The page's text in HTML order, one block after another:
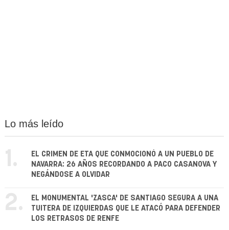
Lo más leído
1.
EL CRIMEN DE ETA QUE CONMOCIONÓ A UN PUEBLO DE
NAVARRA: 26 AÑOS RECORDANDO A PACO CASANOVA Y
NEGÁNDOSE A OLVIDAR
2.
EL MONUMENTAL 'ZASCA' DE SANTIAGO SEGURA A UNA
TUITERA DE IZQUIERDAS QUE LE ATACÓ PARA DEFENDER
LOS RETRASOS DE RENFE